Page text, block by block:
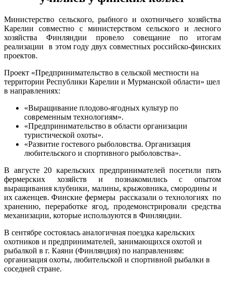
Министерство сельского, рыбного и охотничьего хозяйства
Карелии совместно с министерством сельского и лесного
хозяйства Финляндии провело совещание по итогам
реализации в этом году двух совместных российско-финских
проектов.
Проект «Предпринимательство в сельской местности на
территории Республики Карелии и Мурманской области» шел
в направлениях:
«Выращивание плодово-ягодных культур по
современным технологиям».
«Предпринимательство в области организации
туристической охоты».
«Развитие гостевого рыболовства. Организация
любительского и спортивного рыболовства».
В августе 20 карельских предпринимателей посетили пять
фермерских хозяйств и познакомились с опытом
выращивания клубники, малины, крыжовника, смородины и
их саженцев. Финские фермеры рассказали о технологиях по
хранению, переработке ягод, продемонстрировали средства
механизации, которые используются в Финляндии.
В сентябре состоялась аналогичная поездка карельских
охотников и предпринимателей, занимающихся охотой и
рыбалкой в г. Каяни (Финляндия) по направлениям:
организация охоты, любительской и спортивной рыбалки в
соседней стране.